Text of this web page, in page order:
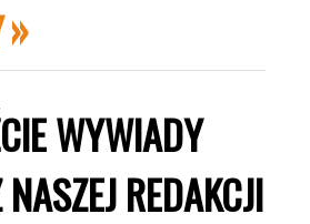
WYWIADY
REDAKCJI